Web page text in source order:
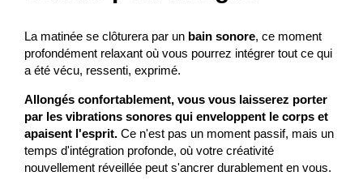
La matinée se clôturera par unbain sonore, ce moment
profondément relaxant où vous pourrez intégrer tout ce qui
a été vécu, ressenti, exprimé.
Allongés confortablement, vous vous laisserez porter
par les vibrations sonores qui enveloppent le corps et
apaisent l'esprit. Ce n'est pas un moment passif, mais un
temps d'intégration profonde, où votre créativité
nouvellement réveillée peut s'ancrer durablement en vous.